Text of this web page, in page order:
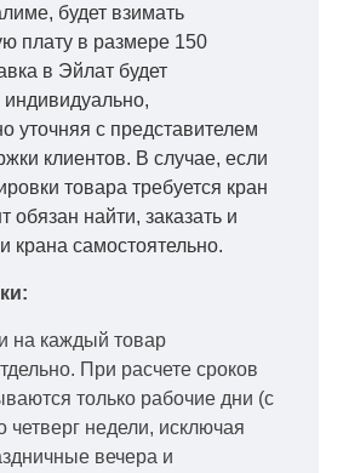
будет взимать
плату в размере 150
в Эйлат будет
индивидуально,
уточняя с представителем
клиентов. В случае, если
товара требуется кран
обязан найти, заказать и
крана самостоятельно.
на каждый товар
При расчете сроков
только рабочие дни (с
четверг недели, исключая
вечера и